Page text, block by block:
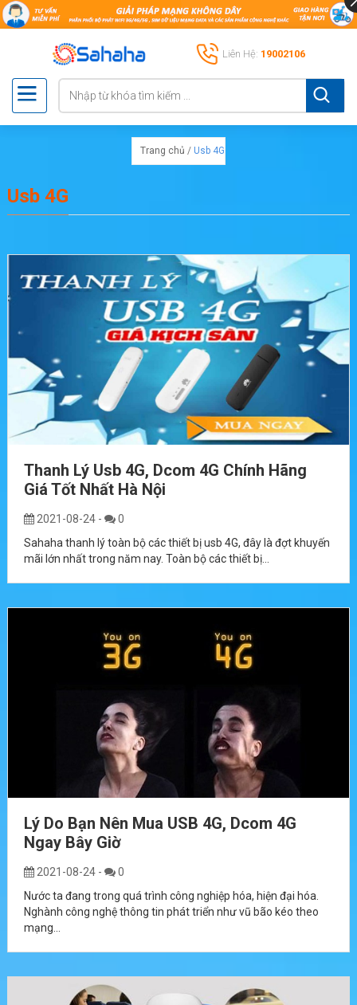
Liên Hệ: 19002106
Trang chủ / Usb 4G
Usb 4G
Thanh Lý Usb 4G, Dcom 4G Chính Hãng
Giá Tốt Nhất Hà Nội
2021-08-24 -
0
Sahaha thanh lý toàn bộ các thiết bị usb 4G, đây là đợt khuyến
mãi lớn nhất trong năm nay. Toàn bộ các thiết bị...
Lý Do Bạn Nên Mua USB 4G, Dcom 4G
Ngay Bây Giờ
2021-08-24 -
0
Nước ta đang trong quá trình công nghiệp hóa, hiện đại hóa.
Nghành công nghệ thông tin phát triển như vũ bão kéo theo
mạng...